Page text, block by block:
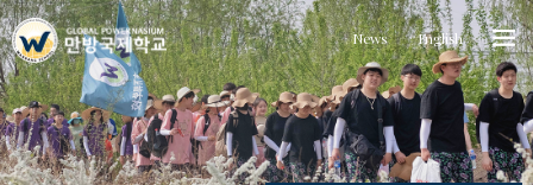
News English